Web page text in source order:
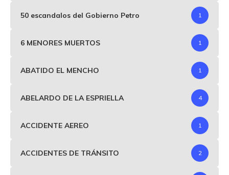
50 escandalos del Gobierno Petro 1
6 MENORES MUERTOS 1
ABATIDO EL MENCHO 1
ABELARDO DE LA ESPRIELLA 4
ACCIDENTE AEREO 1
ACCIDENTES DE TRÁNSITO 2